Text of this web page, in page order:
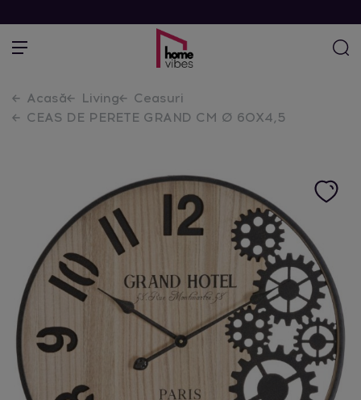
Acasă Living
Ceasuri
CEAS DE PERETE GRAND CM Ø 60X4,5